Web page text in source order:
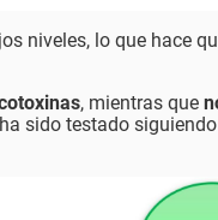
niveles, lo que hace
, mientras que
sido testado